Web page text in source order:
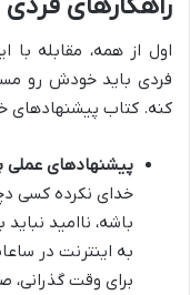
اول از همه، مقابله
فردی باید خودش رو
کنه. کتاب پیشنهادهای
پیشنهادهای عملی
خدای نکرده کسی
باشه، ناامید
به اینترنت در
برای وقت